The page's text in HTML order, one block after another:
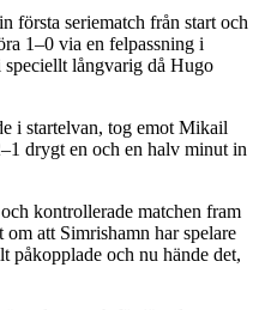
första seriematch från start och
1–0 via en felpassning i
långvarig då Hugo
i startelvan, tog emot Mikail
drygt en och en halv minut in
kontrollerade matchen fram
att Simrishamn har spelare
påkopplade och nu hände det,